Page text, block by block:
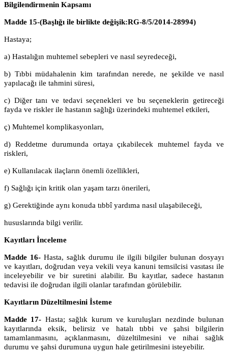
Bilgilendirmenin Kapsamı
Madde 15-(Başlığı ile birlikte değişik:RG-8/5/2014-28994)
Hastaya;
a) Hastalığın muhtemel sebepleri ve nasıl seyredeceği,
b) Tıbbi müdahalenin kim tarafından nerede, ne şekilde ve nasıl
yapılacağı ile tahmini süresi,
c) Diğer tanı ve tedavi seçenekleri ve bu seçeneklerin getireceği
fayda ve riskler ile hastanın sağlığı üzerindeki muhtemel etkileri,
ç) Muhtemel komplikasyonları,
d) Reddetme durumunda ortaya çıkabilecek muhtemel fayda ve
riskleri,
e) Kullanılacak ilaçların önemli özellikleri,
f) Sağlığı için kritik olan yaşam tarzı önerileri,
g) Gerektiğinde aynı konuda tıbbî yardıma nasıl ulaşabileceği,
hususlarında bilgi verilir.
Kayıtları İnceleme
Madde 16- Hasta, sağlık durumu ile ilgili bilgiler bulunan dosyayı
ve kayıtları, doğrudan veya vekili veya kanuni temsilcisi vasıtası ile
inceleyebilir ve bir suretini alabilir. Bu kayıtlar, sadece hastanın
tedavisi ile doğrudan ilgili olanlar tarafından görülebilir.
Kayıtların Düzeltilmesini İsteme
Madde 17- Hasta; sağlık kurum ve kuruluşları nezdinde bulunan
kayıtlarında eksik, belirsiz ve hatalı tıbbi ve şahsi bilgilerin
tamamlanmasını, açıklanmasını, düzeltilmesini ve nihai sağlık
durumu ve şahsi durumuna uygun hale getirilmesini isteyebilir.